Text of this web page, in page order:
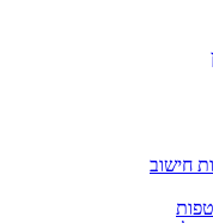
חישוב